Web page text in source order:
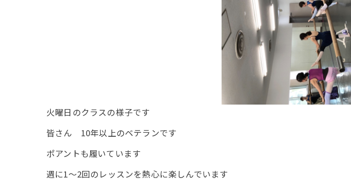
火曜日のクラスの様子です
皆さん 10年以上のベテランです
ポアントも履いています
週に1〜2回のレッスンを熱心に楽しんでいます